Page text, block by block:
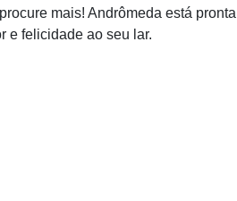
mais! Andrômeda está pronta
e felicidade ao seu lar.